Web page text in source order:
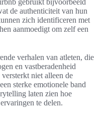
gebruikt bijvoorbeeld
de authenticiteit van hun
zich identificeren met
aanmoedigt om zelf een
verhalen van atleten, die
en vastberadenheid
niet alleen de
sterke emotionele band
laten zien hoe
te delen.